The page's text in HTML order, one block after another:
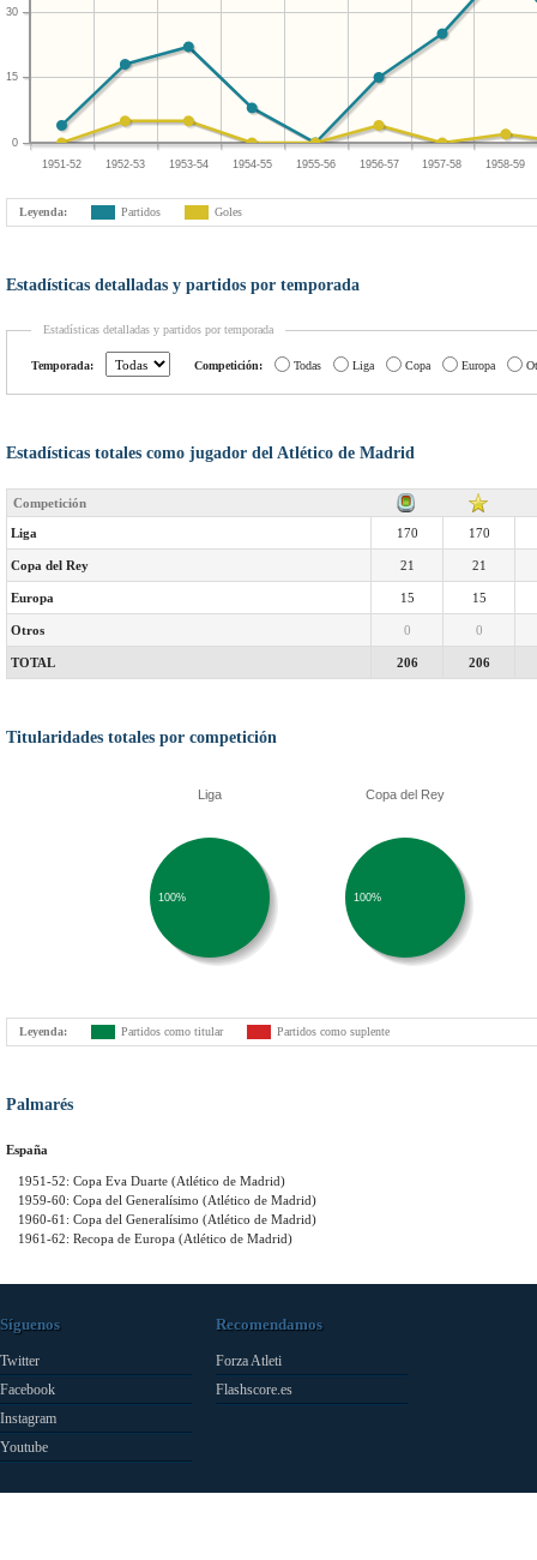
1951-52 1952-53 1953-54 1954-55 1955-56 1956-57 1957-58 1958-59
0
15
30
Leyenda: Partidos Goles
Estadísticas detalladas y partidos por temporada
Estadísticas detalladas y partidos por temporada
Temporada: Competición: Todas Liga Copa Europa
Estadísticas totales como jugador del Atlético de Madrid
Competición
Liga 170 170
Copa del Rey 21 21
Europa 15 15
Otros 0 0
TOTAL 206 206
Titularidades totales por competición
Liga
100%
Copa del Rey
100%
Leyenda: Partidos como titular Partidos como suplente
Palmarés
España
1951-52: Copa Eva Duarte (Atlético de Madrid)
1959-60: Copa del Generalísimo (Atlético de Madrid)
1960-61: Copa del Generalísimo (Atlético de Madrid)
1961-62: Recopa de Europa (Atlético de Madrid)
Síguenos
Twitter
Facebook
Instagram
Youtube
Recomendamos
Forza Atleti
Flashscore.es